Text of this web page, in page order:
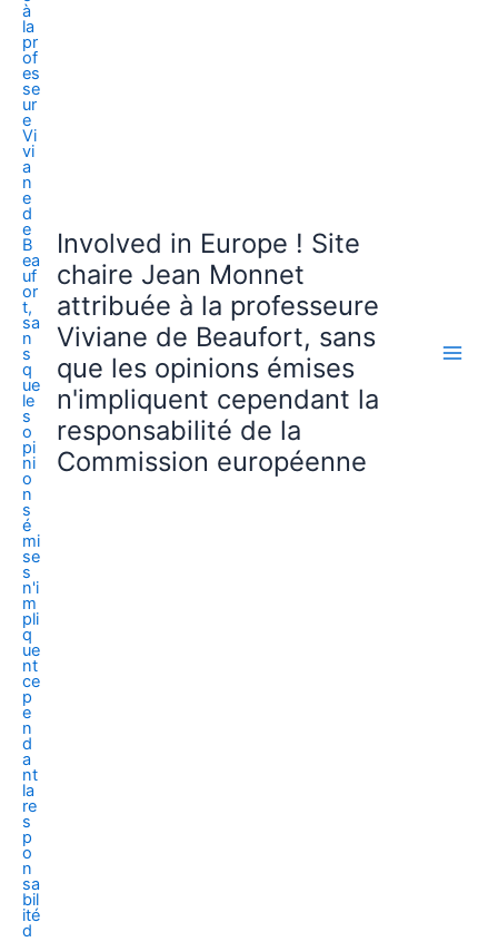
Involved in Europe ! Site
chaire Jean Monnet
attribuée à la professeure
Viviane de Beaufort, sans
que les opinions émises
n'impliquent cependant la
responsabilité de la
Commission européenne